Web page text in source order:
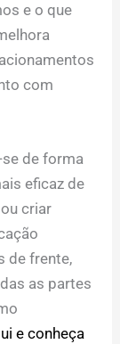
e o que
com
de forma
eficaz de
criar
de frente,
as partes
e conheça